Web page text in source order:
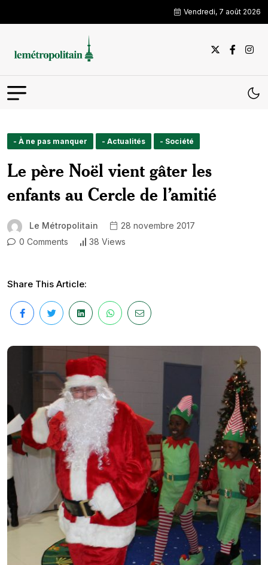
Vendredi, 7 août 2026
- À ne pas manquer - Actualités - Société
Le père Noël vient gâter les
enfants au Cercle de l’amitié
Le Métropolitain
28 novembre 2017
0 Comments
38 Views
Share This Article: